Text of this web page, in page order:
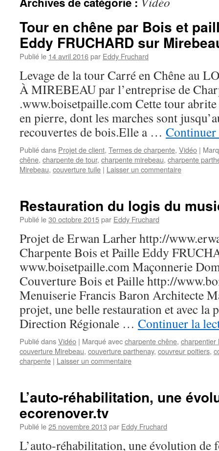
Tour en chêne par Bois et
Eddy FRUCHARD sur
Publié le 14 avril 2016par Eddy Fruchard
Levage de la tour Carré en Chêne au
À MIREBEAU par l’entreprise de
.www.boisetpaille.com Cette tour
en pierre, dont les marches sont
recouvertes de bois.Elle a …
Publié dans Projet de client, Termes de charpente, Vidéo |
chêne, charpente de tour, charpente mirebeau, charpente
Mirebeau, couverture tuile | Laisser un commentaire
Restauration du logis du
Publié le30 octobre 2015par Eddy Fruchard
Projet de Erwan Larher http://
Charpente Bois et Paille Eddy
www.boisetpaille.com Maçonnerie
Couverture Bois et Paille http://
Menuiserie Francis Baron Architecte
projet, une belle restauration et avec la
Direction Régionale … Continuer la
Publié dansVidéo | Marqué aveccharpente chêne, charpentier
couverture Mirebeau, couverture parthenay, couvreur poitiers,
charpente | Laisser un commentaire
L’auto-réhabilitation, une
ecorenover.tv
Publié le25 novembre 2013 par Eddy Fruchard
L’auto-réhabilitation, une évolution de